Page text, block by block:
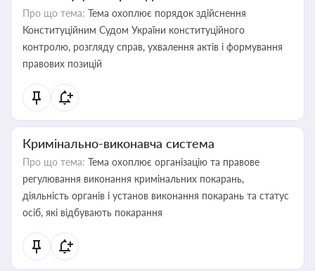
Про що тема: Тема охоплює порядок здійснення
Конституційним Судом України конституційного
контролю, розгляду справ, ухвалення актів і формування
правових позицій
Кримінально-виконавча система
Про що тема: Тема охоплює організацію та правове
регулювання виконання кримінальних покарань,
діяльність органів і установ виконання покарань та статус
осіб, які відбувають покарання